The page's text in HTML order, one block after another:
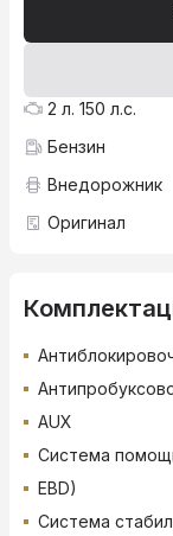
2 л. 150 л.с.
Бензин
Внедорожник
Оригинал
AUX
Система
EBD)
Система